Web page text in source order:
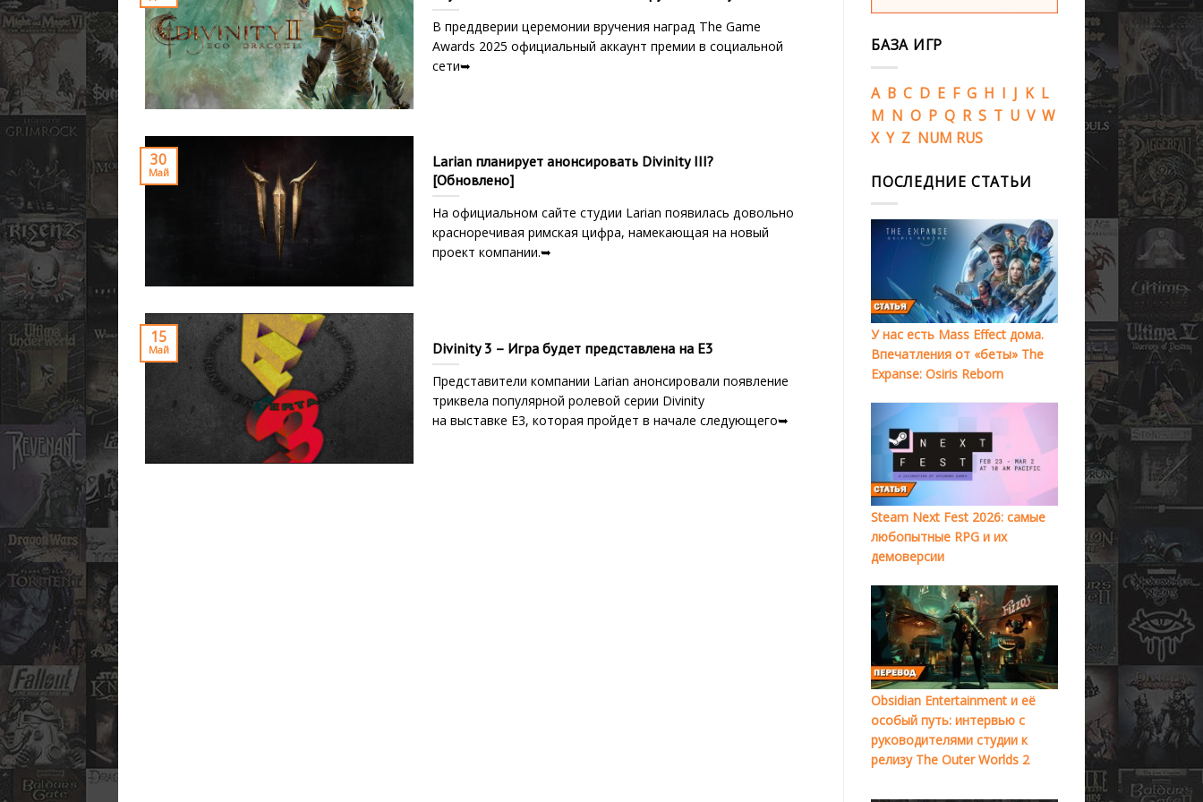
В преддверии церемонии вручения наград The Game
Awards 2025 официальный аккаунт премии в социальной
сети➥
Larian планирует анонсировать Divinity III?
[Обновлено]
На официальном сайте студии Larian появилась довольно
красноречивая римская цифра, намекающая на новый
проект компании.➥
30
Май
Divinity 3 – Игра будет представлена на E3
Представители компании Larian анонсировали появление
триквела популярной ролевой серии Divinity
на выставке E3, которая пройдет в начале следующего➥
15
Май
БАЗА ИГР
A B C D E F G H I J K L
M N O P Q R S T U V W
X Y Z NUM RUS
ПОСЛЕДНИЕ СТАТЬИ
У нас есть Mass Effect дома.
Впечатления от «беты» The
Expanse: Osiris Reborn
Steam Next Fest 2026: самые
любопытные RPG и их
демоверсии
Obsidian Entertainment и её
особый путь: интервью с
руководителями студии к
релизу The Outer Worlds 2